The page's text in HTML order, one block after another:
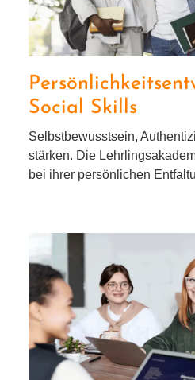
Social Skills
Selbstbewusstsein,
stär­ken. Die
bei ihrer per­sön­li­chen
§29g